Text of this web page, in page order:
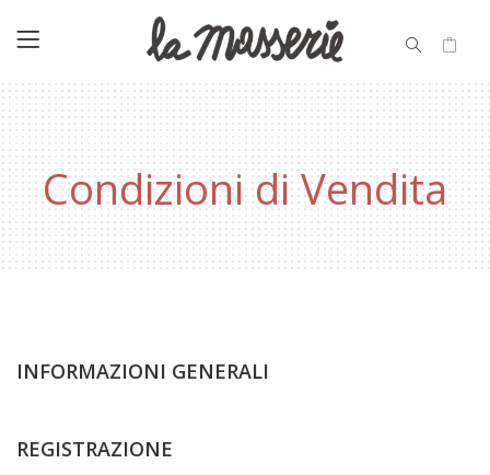
Condizioni di Vendita
INFORMAZIONI GENERALI
REGISTRAZIONE